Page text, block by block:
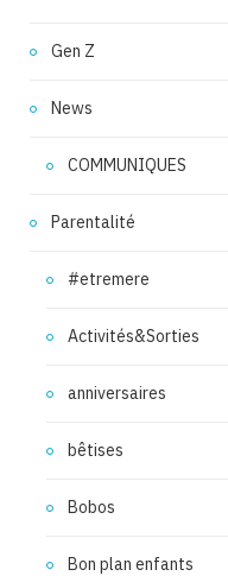
Gen Z
News
COMMUNIQUES
Parentalité
#etremere
Activités&Sorties
anniversaires
bêtises
Bobos
Bon plan enfants